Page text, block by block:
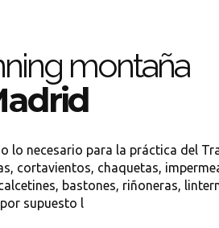
montaña
lo necesario para la práctica del
cortavientos, chaquetas,
bastones, riñoneras,
supuesto l